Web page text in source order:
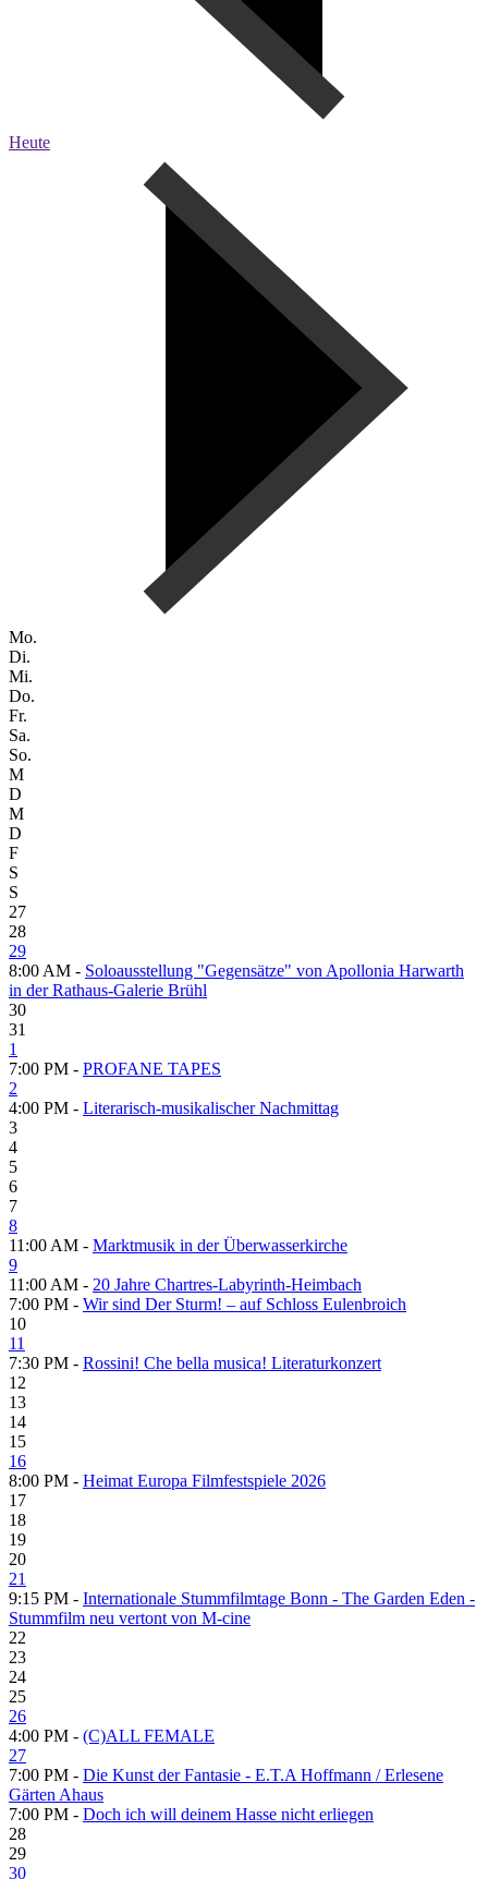
Heute
Mo.
Di.
Mi.
Do.
Fr.
Sa.
So.
M
D
M
D
F
S
S
27
28
29
8:00 AM - Soloausstellung "Gegensätze" von Apollonia Harwarth
in der Rathaus-Galerie Brühl
30
31
1
7:00 PM - PROFANE TAPES
2
4:00 PM - Literarisch-musikalischer Nachmittag
3
4
5
6
7
8
11:00 AM - Marktmusik in der Überwasserkirche
9
11:00 AM - 20 Jahre Chartres-Labyrinth-Heimbach
7:00 PM - Wir sind Der Sturm! – auf Schloss Eulenbroich
10
11
7:30 PM - Rossini! Che bella musica! Literaturkonzert
12
13
14
15
16
8:00 PM - Heimat Europa Filmfestspiele 2026
17
18
19
20
21
9:15 PM - Internationale Stummfilmtage Bonn - The Garden Eden -
Stummfilm neu vertont von M-cine
22
23
24
25
26
4:00 PM - (C)ALL FEMALE
27
7:00 PM - Die Kunst der Fantasie - E.T.A Hoffmann / Erlesene
Gärten Ahaus
7:00 PM - Doch ich will deinem Hasse nicht erliegen
28
29
30